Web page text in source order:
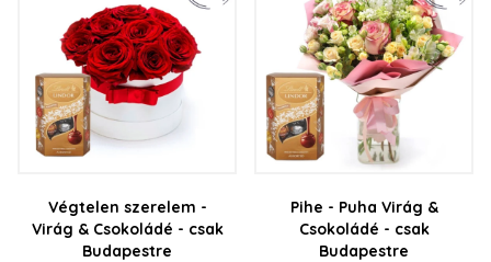
Végtelen szerelem -
Virág & Csokoládé - csak
Budapestre
Pihe - Puha Virág &
Csokoládé - csak
Budapestre